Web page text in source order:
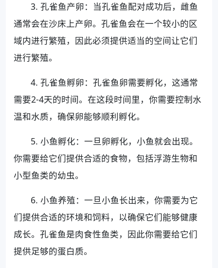
3. 孔雀鱼产卵：当孔雀鱼配对成功后，雌鱼
通常会在沙床上产卵。孔雀鱼会在一个较小的区
域内进行繁殖，因此必须提供适当的空间让它们
进行繁殖。
4. 孔雀鱼孵卵：孔雀鱼卵需要孵化，这通常
需要2-4天的时间。在这段时间里，你需要控制水
温和水质，确保卵能够顺利孵化。
5. 小鱼孵化：一旦卵孵化，小鱼就会出现。
你需要给它们提供合适的食物，包括浮游生物和
小型鱼类的幼虫。
6. 小鱼养殖：一旦小鱼长出来，你需要为它
们提供合适的环境和饲料，以确保它们能够健康
成长。孔雀鱼是肉食性鱼类，因此你需要给它们
提供足够的蛋白质。